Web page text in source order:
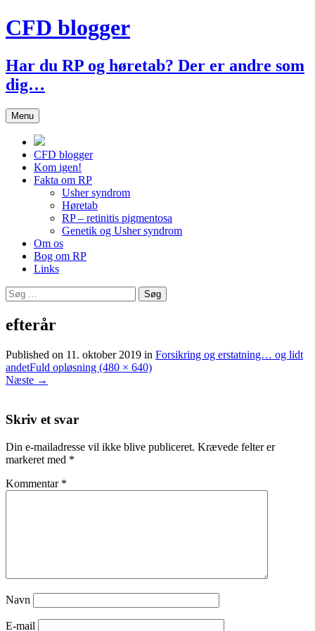
Hop
til
CFD blogger
Har du RP og høretab? Der er andre som
dig…
Menu
CFD blogger
Kom igen!
Fakta om RP
Usher syndrom
Høretab
RP – retinitis pigmentosa
Genetik og Usher syndrom
Om os
Bog om RP
Links
Søg
efter:
efterår
Published on 11. oktober 2019 in Forsikring og erstatning… og lidt
andetFuld opløsning (480 × 640)
Næste →
Skriv et svar
Din e-mailadresse vil ikke blive publiceret. Krævede felter er
markeret med *
Kommentar *
Navn
E-mail